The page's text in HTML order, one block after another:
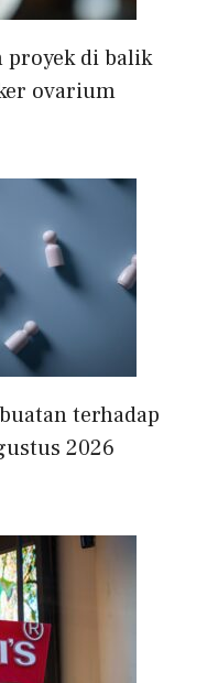
proyek di balik
ovarium
terhadap
2026